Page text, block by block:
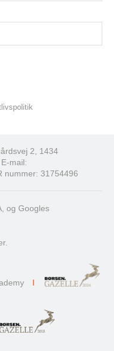
2, 1434
mail:
nummer: 31754496
og Googles
I